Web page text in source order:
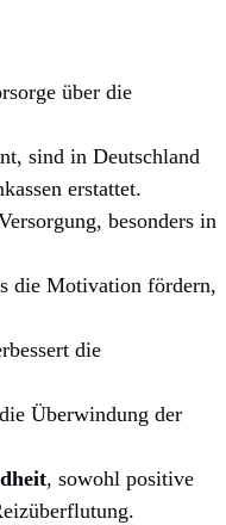
über die
sind in Deutschland
erstattet.
besonders in
die Motivation fördern,
die
Überwindung der
, sowohl positive